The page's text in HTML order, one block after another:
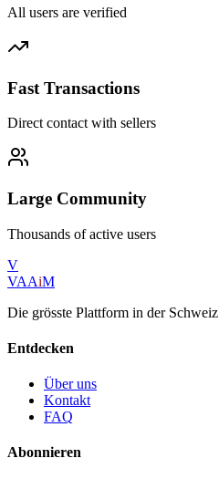
All users are verified
Fast Transactions
Direct contact with sellers
Large Community
Thousands of active users
V
VAAiM
Die grösste Plattform in der
Entdecken
Über uns
Kontakt
FAQ
Abonnieren